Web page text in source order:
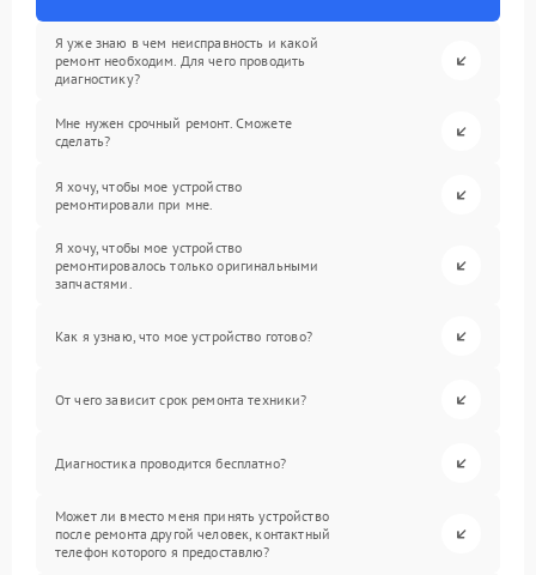
Я уже знаю в чем неисправность и какой
ремонт необходим. Для чего проводить
диагностику?
Мне нужен срочный ремонт. Сможете
сделать?
Я хочу, чтобы мое устройство
ремонтировали при мне.
Я хочу, чтобы мое устройство
ремонтировалось только оригинальными
запчастями.
Как я узнаю, что мое устройство готово?
От чего зависит срок ремонта техники?
Диагностика проводится бесплатно?
Может ли вместо меня принять устройство
после ремонта другой человек, контактный
телефон которого я предоставлю?